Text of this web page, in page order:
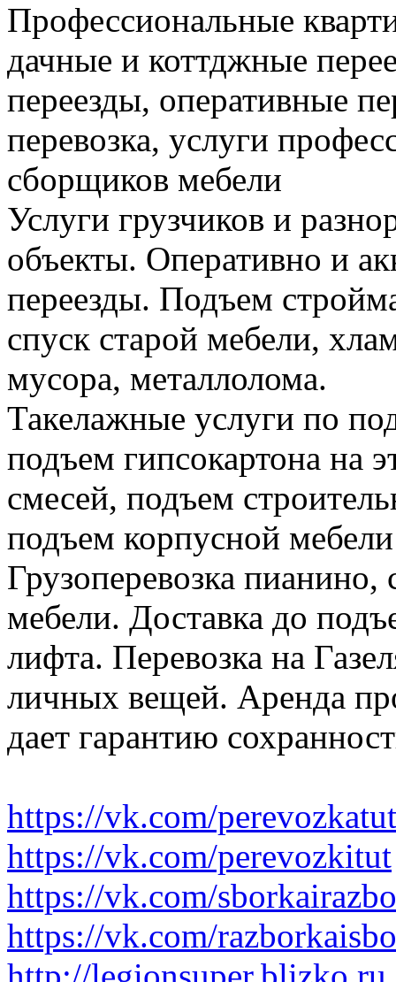
Профессиональные
дачные и коттджные
переезды, оперативные
перевозка, услуги
сборщиков мебели
Услуги грузчиков и
объекты. Оперативно и
переезды. Подъем
спуск старой мебели,
мусора, металлолома.
Такелажные услуги по
подъем гипсокартона на
смесей, подъем
подъем корпусной
Грузоперевозка
мебели. Доставка до
лифта. Перевозка на
личных вещей. Аренда
дает гарантию
https://vk.com/perevozkatut
https://vk.com/perevozkitut
https://vk.com/
https://vk.com/